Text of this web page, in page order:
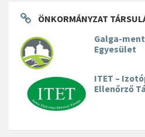
ÖNKORMÁNYZAT
Galga-
Egyesület
ITET –
Ellenőrző